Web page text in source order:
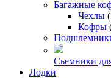
Багажные
Чехлы
Кофры
Сьемники
Лодки